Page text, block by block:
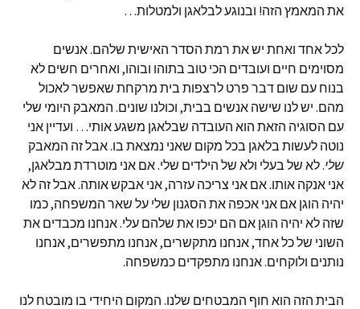
את המאמץ הזה! ובנוגע לבלאגן ולמטלות…
לכל אחד ואחת יש את רמת הסדר האישית שלהם. אנשים
מסוימים חיים ועובדים הכי טוב בתוהו ובוהו, ואחרים חשים לא
בנוח עם שום דבר פרט לרצפות בית מרקחת שאפשר לאכול
מהם. יש לנו שישה אנשים בבית, וכולנו שונים. המאבק היומי שלי
עם הסוגיה הזאת הוא העובדה שבלאגן משגע אותי… ועדיין אני
נוטה לעשות בלאגן בכל מקום שאני נמצאת בו. אבל זה המאבק
שלי. לא של בעלי ולא של הילדים שלי. אם אני מוטרדת מבלאגן,
אני אנקה אותו. אם אני צריכה עזרה, אני אבקש אותה. אבל זה לא
יהיה הוגן אם אני אכפה את הסגנון שלי על שאר המשפחה, כמו
שזה לא יהיה הוגן אם הם יכפו את שלהם עלי. אנחנו מכבדים את
השוני של כל אחד, אנחנו מתקשרים, אנחנו מתפשרים, אנחנו
נותנים ולוקחים. אנחנו מתפקדים כמשפחה.
הבית הזה הוא חוף המבטחים שלנו. המקום היחידי בו מובטח לנו